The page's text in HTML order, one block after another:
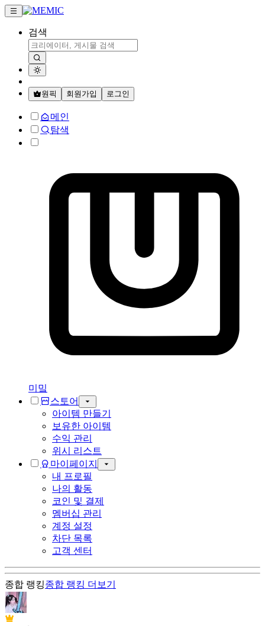
검색
원픽 회원가입 로그인
메인
탐색
미밐
스토어
아이템 만들기
보유한 아이템
수익 관리
위시 리스트
마이페이지
내 프로필
나의 활동
코인 및 결제
멤버십 관리
계정 설정
차단 목록
고객 센터
종합 랭킹종합 랭킹 더보기